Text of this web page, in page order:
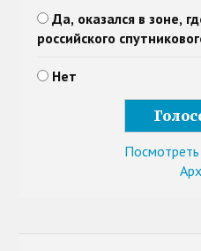
Да, оказался в зоне,
российского
Нет
Посмотреть